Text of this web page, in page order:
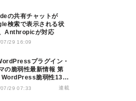
の共有チャットが
検索で表示される状
Anthropicが対応
29 16:09
の脆弱性最新情報 第
WordPress脆弱性13
アに認証不要RCE
29 07:33 連載